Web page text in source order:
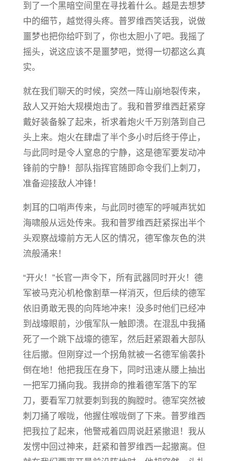
到了一个黑暗空间里在寻找着什么。越是去想梦
中的细节，越觉得头疼。普罗维西笑话我，说做
噩梦也把你给吓到了，你也太胆小了吧。我摇了
摇头，说这应该不是噩梦吧，觉得一切都这么真
实。
就在我们聊天的时候，突然一阵山崩地裂传来，
敌人又开始大规模炮击了。我和普罗维西赶紧穿
戴好装备躲了起来，祈求着炮火千万别落到自己
头上来。炮火在肆虐了半个多小时后终于停止，
与此同时是令人窒息的宁静，这是德军要发动冲
锋前的宁静！部队指挥官随即命令我们上刺刀，
准备迎接敌人冲锋！
刺耳的口哨声传来，与此同时德军的呼喊声犹如
海啸般从远处传来。我和普罗维西赶紧探出半个
头观察战壕前方无人区的情况，德军像灰色的洪
流般涌来！
“开火！”长官一声令下，所有武器同时开火！德
军被马克沁机枪像割草一样消灭，但后续的德军
依旧勇敢无畏的向阵地冲来！没多时他们已经冲
到战壕眼前，沙俄军队一触即溃。在混乱中我捅
死了一个跳下战壕的德军，然后赶紧跟着大部队
往后撤。但刚穿过一个拐角就被一名德军偷袭扑
倒在地！他把我压在身下，同时迅速从腰上抽出
一把军刀捅向我。我拼命的推着德军落下的军
刀，要看军刀就要刺到我的胸膛时。德军突然被
刺刀捅了喉咙，他握住喉咙倒了下来。普罗维西
把我拉了起来，他警戒着四周说赶紧撤退！我从
发愣中回过神来，赶紧和普罗维西一起撤离。但